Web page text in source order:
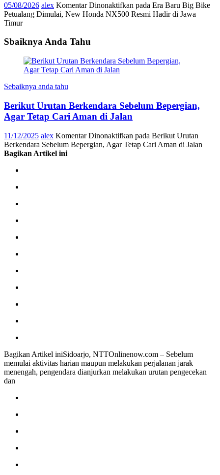
05/08/2026 alex Komentar Dinonaktifkan pada Era Baru Big Bike
Petualang Dimulai, New Honda NX500 Resmi Hadir di Jawa
Timur
Sbaiknya Anda Tahu
Sebaiknya anda tahu
Berikut Urutan Berkendara Sebelum Bepergian,
Agar Tetap Cari Aman di Jalan
11/12/2025 alex Komentar Dinonaktifkan pada Berikut Urutan
Berkendara Sebelum Bepergian, Agar Tetap Cari Aman di Jalan
Bagikan Artikel ini
Bagikan Artikel iniSidoarjo, NTTOnlinenow.com – Sebelum
memulai aktivitas harian maupun melakukan perjalanan jarak
menengah, pengendara dianjurkan melakukan urutan pengecekan
dan